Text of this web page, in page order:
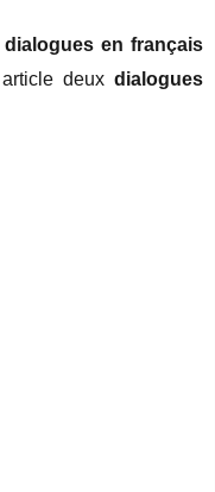
dialogues en français
article deuxdialogues